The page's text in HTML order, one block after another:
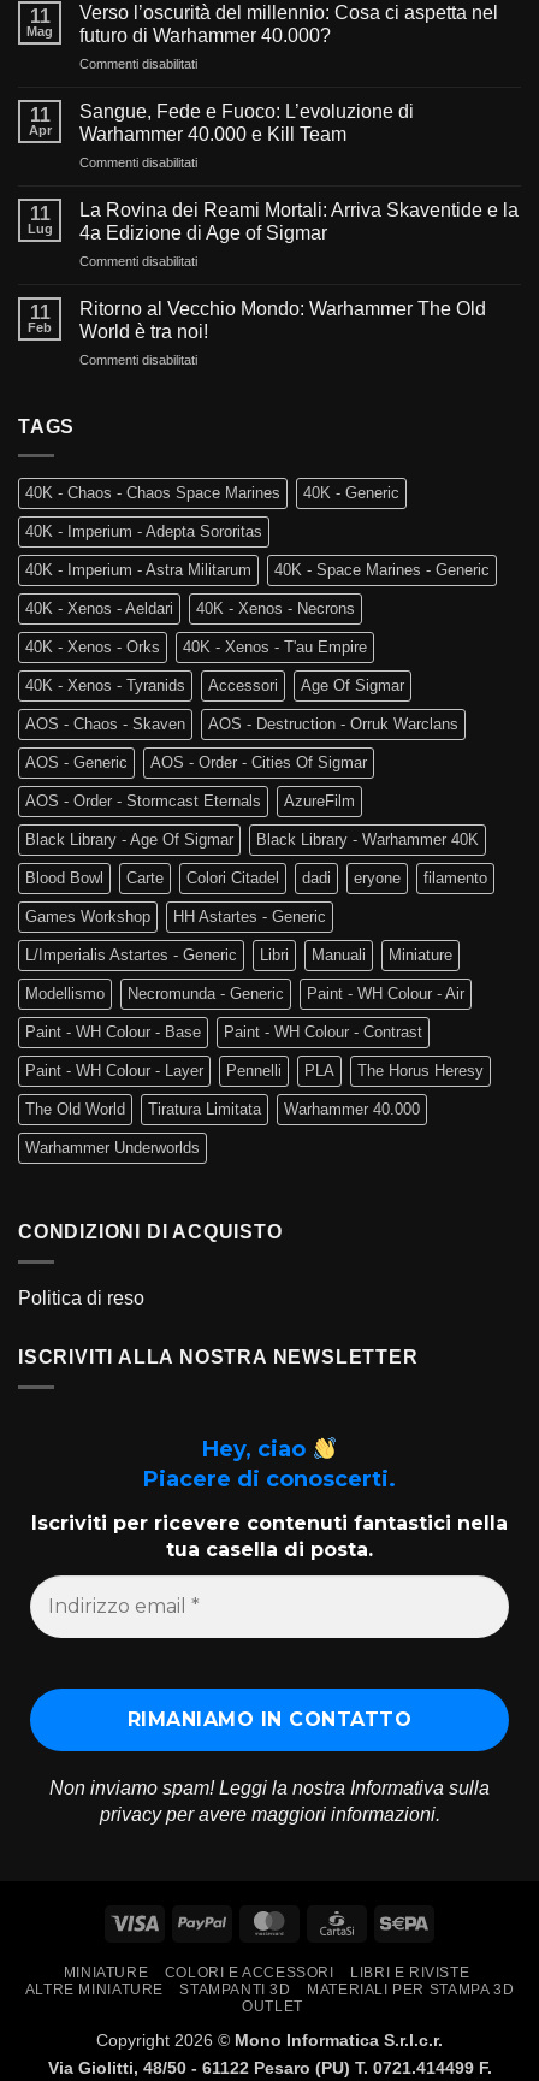
11
Mag
Verso l’oscurità del millennio: Cosa ci aspetta nel
futuro di Warhammer 40.000?
Commenti disabilitatisu
l’oscurità
del
millennio:
Cosa
aspetta
nel
futuro
di
40.000?
11
Apr
Sangue, Fede e Fuoco: L’evoluzione di
Warhammer 40.000 e Kill Team
Commenti disabilitatisu
Fede
e
Fuoco:
L’evoluzione
Warhammer
40.000
Kill
11
Lug
La Rovina dei Reami Mortali: Arriva Skaventide e la
4a Edizione di Age of Sigmar
Commenti disabilitatisu
Rovina
dei
Reami
Mortali:
Edizione
di
Age
of
Sigmar
11
Feb
Ritorno al Vecchio Mondo: Warhammer The Old
World è tra noi!
Commenti disabilitatisu
The
Old
World
tra
noi!
TAGS
40K - Chaos - Chaos Space Marines 40K - Generic
40K - Imperium - Adepta Sororitas
40K - Imperium - Astra Militarum 40K - Space Marines - Generic
40K - Xenos - Aeldari 40K - Xenos - Necrons
40K - Xenos - Orks 40K - Xenos - T'au Empire
40K - Xenos - Tyranids Accessori Age Of Sigmar
AOS - Chaos - Skaven AOS - Destruction - Orruk Warclans
AOS - Generic AOS - Order - Cities Of Sigmar
AOS - Order - Stormcast Eternals AzureFilm
Black Library - Age Of Sigmar Black Library - Warhammer 40K
Blood Bowl Carte Colori Citadel dadi eryone filamento
Games Workshop HH Astartes - Generic
L/Imperialis Astartes - Generic Libri Manuali Miniature
Modellismo Necromunda - Generic Paint - WH Colour - Air
Paint - WH Colour - Base Paint - WH Colour - Contrast
Paint - WH Colour - Layer Pennelli PLA The Horus Heresy
The Old World Tiratura Limitata Warhammer 40.000
Warhammer Underworlds
CONDIZIONI DI ACQUISTO
Politica di reso
ISCRIVITI ALLA NOSTRA NEWSLETTER
Hey, ciao
Piacere di conoscerti.
Iscriviti per ricevere contenuti fantastici nella
tua casella di posta.
Non inviamo spam! Leggi la nostra Informativa sulla
privacyper avere maggiori informazioni.
Visa PayPal MasterCardCartaSi
MINIATURE COLORI E ACCESSORI
LIBRI E RIVISTE
ALTRE MINIATURE
STAMPANTI 3D
MATERIALI PER STAMPA 3D
OUTLET
Copyright 2026 © Mono Informatica S.r.l.c.r.
Via Giolitti, 48/50 - 61122 Pesaro (PU) T. 0721.414499 F.